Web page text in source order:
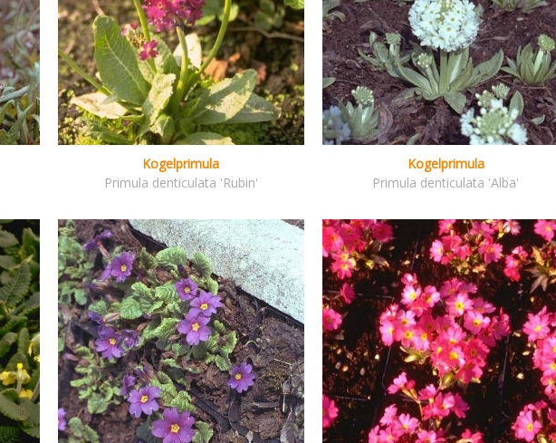
Kogelprimula
Primula denticulata 'Rubin'
Kogelprimula
Primula denticulata 'Alba'